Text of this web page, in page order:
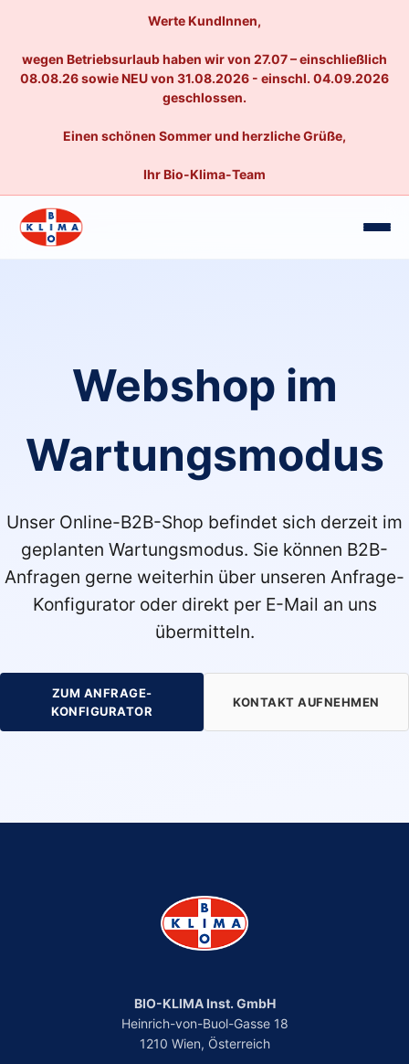
Werte KundInnen,
wegen Betriebsurlaub haben wir von 27.07 – einschließlich
08.08.26 sowie NEU von 31.08.2026 - einschl. 04.09.2026
geschlossen.
Einen schönen Sommer und herzliche Grüße,
Ihr Bio-Klima-Team
Webshop im
Wartungsmodus
Unser Online-B2B-Shop befindet sich derzeit im
geplanten Wartungsmodus. Sie können B2B-
Anfragen gerne weiterhin über unseren Anfrage-
Konfigurator oder direkt per E-Mail an uns
übermitteln.
ZUM ANFRAGE-
KONFIGURATOR
KONTAKT AUFNEHMEN
BIO-KLIMA Inst. GmbH
Heinrich-von-Buol-Gasse 18
1210 Wien, Österreich